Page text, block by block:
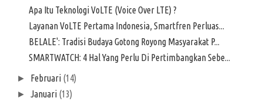
Apa Itu Teknologi VoLTE (Voice Over LTE) ?
Layanan VoLTE Pertama Indonesia, Smartfren Perluas...
BELALE': Tradisi Budaya Gotong Royong Masyarakat P...
SMARTWATCH: 4 Hal Yang Perlu Di Pertimbangkan Sebe...
► Februari (14)
►Januari (13)